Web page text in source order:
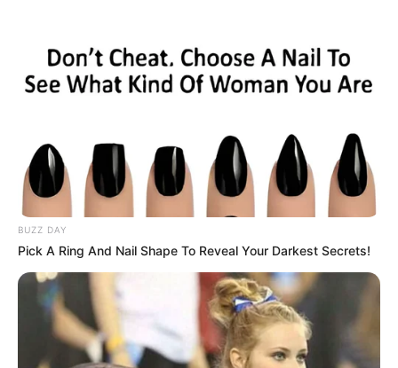
content
BUZZ DAY
Pick A Ring And Nail Shape To Reveal Your Darkest Secrets!